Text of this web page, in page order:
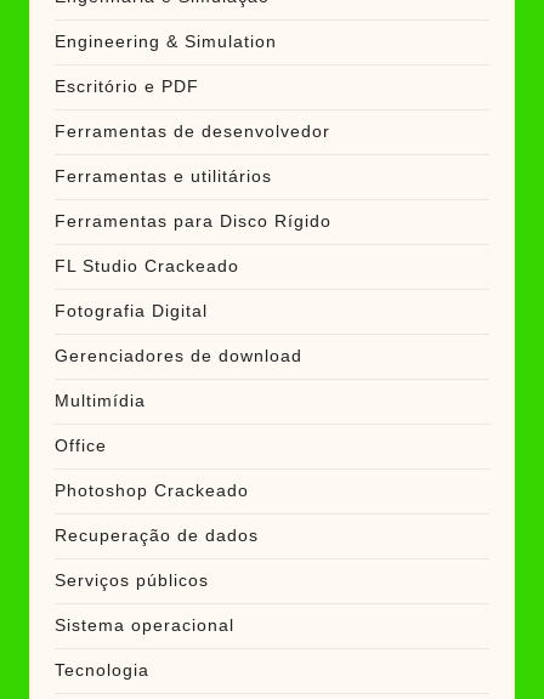
Engineering & Simulation
Escritório e PDF
Ferramentas de desenvolvedor
Ferramentas e utilitários
Ferramentas para Disco Rígido
FL Studio Crackeado
Fotografia Digital
Gerenciadores de download
Multimídia
Office
Photoshop Crackeado
Recuperação de dados
Serviços públicos
Sistema operacional
Tecnologia